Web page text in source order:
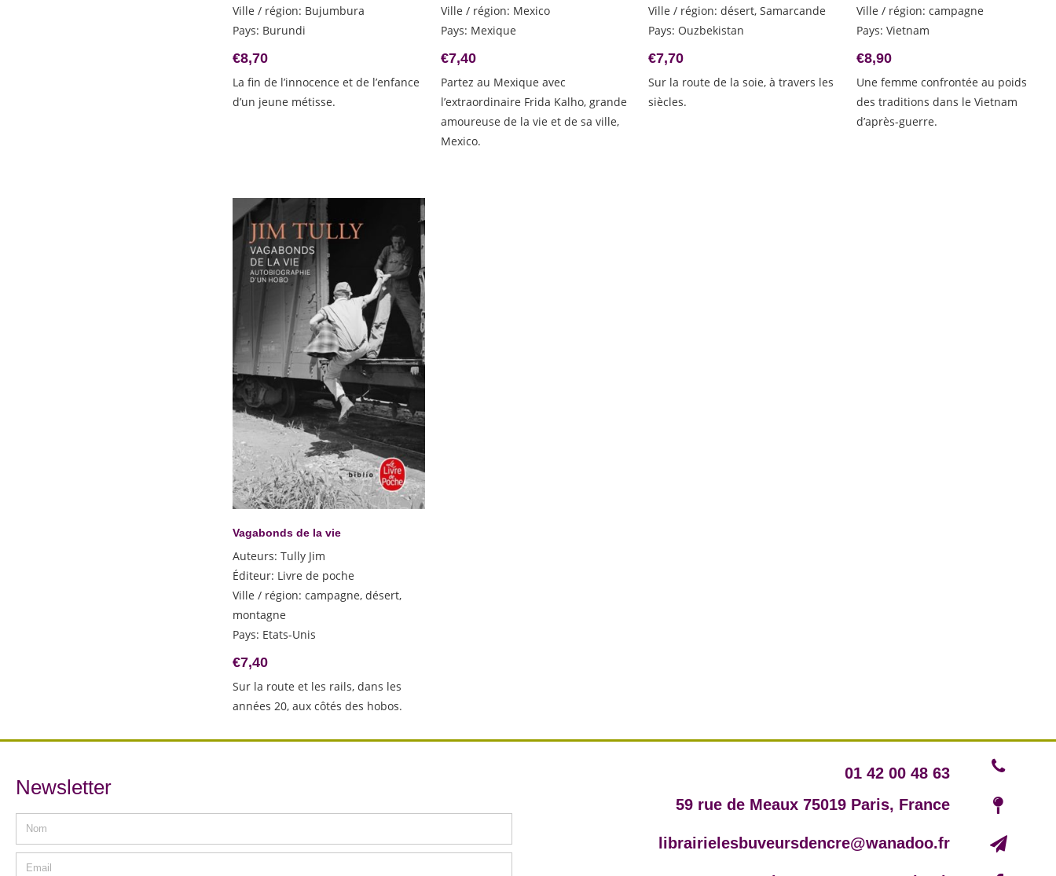
Wagamese Richard
Xinran
Ville / région: Bujumbura
Pays: Burundi
€8,70
La fin de l’innocence et de l’enfance
d’un jeune métisse.
Ville / région: Mexico
Pays: Mexique
€7,40
Partez au Mexique avec
l’extraordinaire Frida Kalho, grande
amoureuse de la vie et de sa ville,
Mexico.
Ville / région:désert, Samarcande
Pays: Ouzbekistan
€7,70
Sur la route de la soie, à travers les
siècles.
Ville / région: campagne
Pays: Vietnam
€8,90
Une femme confrontée au poids
des traditions dans le Vietnam
d’après-guerre.
Vagabonds de la vie
Auteurs:Tully Jim
Éditeur: Livre de poche
Ville / région:campagne, désert,
montagne
Pays: Etats-Unis
€7,40
Sur la route et les rails, dans les
années 20, aux côtés des hobos.
Newsletter
01 42 00 48 63
59 rue de Meaux 75019 Paris, France
librairielesbuveursdencre@wanadoo.fr